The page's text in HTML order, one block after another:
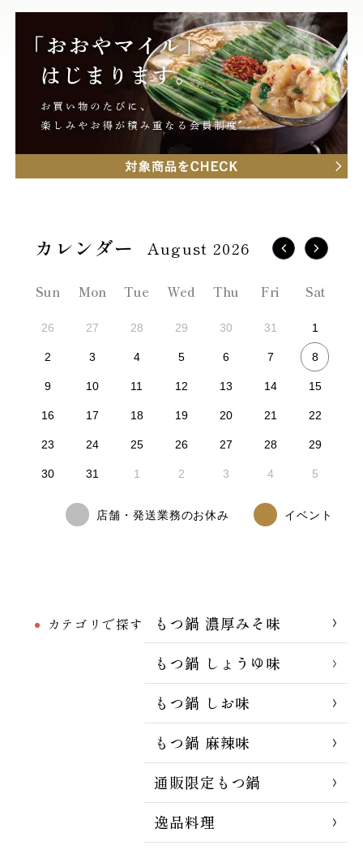
カテゴリで探す
もつ鍋 濃厚みそ味
もつ鍋 しょうゆ味
もつ鍋 しお味
もつ鍋 麻辣味
通販限定もつ鍋
逸品料理
August 2026
Sun Mon Tue Wed Thu Fri Sat
26 27 28 29 30 31 1
2 3 4 5 6 7 8
9 10 11 12 13 14 15
16 17 18 19 20 21 22
23 24 25 26 27 28 29
30 31 1 2 3 4 5
店舗・発送業務のお休み イベント